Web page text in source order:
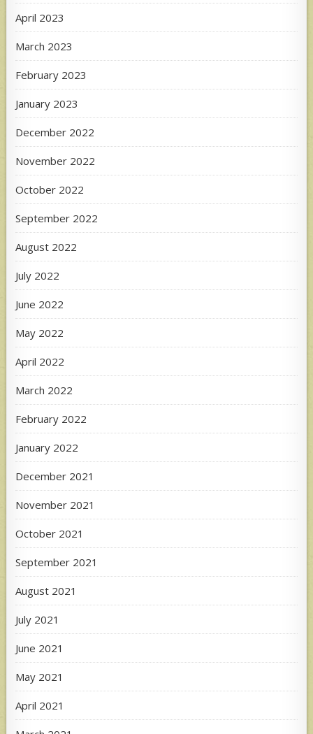
April 2023
March 2023
February 2023
January 2023
December 2022
November 2022
October 2022
September 2022
August 2022
July 2022
June 2022
May 2022
April 2022
March 2022
February 2022
January 2022
December 2021
November 2021
October 2021
September 2021
August 2021
July 2021
June 2021
May 2021
April 2021